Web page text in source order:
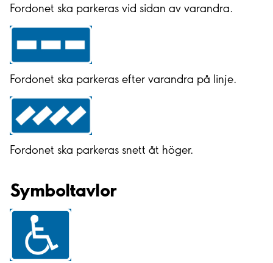
Fordonet ska parkeras vid sidan av varandra.
Fordonet ska parkeras efter varandra på linje.
Fordonet ska parkeras snett åt höger.
Symboltavlor